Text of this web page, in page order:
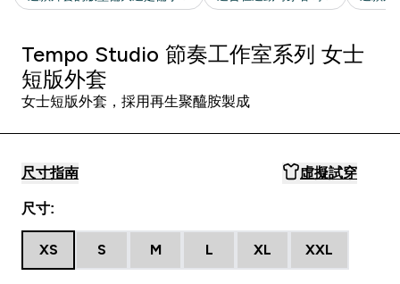
Tempo Studio 節奏工作室系列 女士
短版外套
女士短版外套，採用再生聚醯胺製成
尺寸指南 虛擬試穿
尺寸:
XS S M L XL XXL